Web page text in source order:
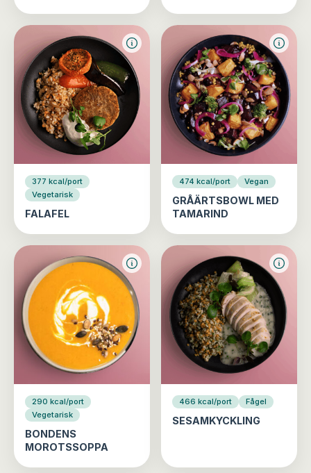
377 kcal/port
Vegetarisk
FALAFEL
474 kcal/port Vegan
GRÅÄRTSBOWL MED
TAMARIND
290 kcal/port
Vegetarisk
BONDENS
MOROTSSOPPA
466 kcal/port Fågel
SESAMKYCKLING